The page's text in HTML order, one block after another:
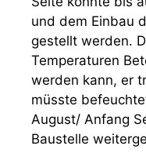
und dem Einbau
gestellt werden.
Temperaturen
werden kann, er
müsste
August/ Anfang
Baustelle